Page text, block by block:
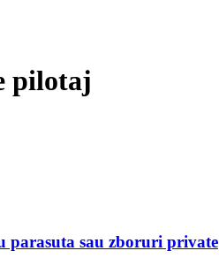
pilotaj
parasuta sau zboruri private